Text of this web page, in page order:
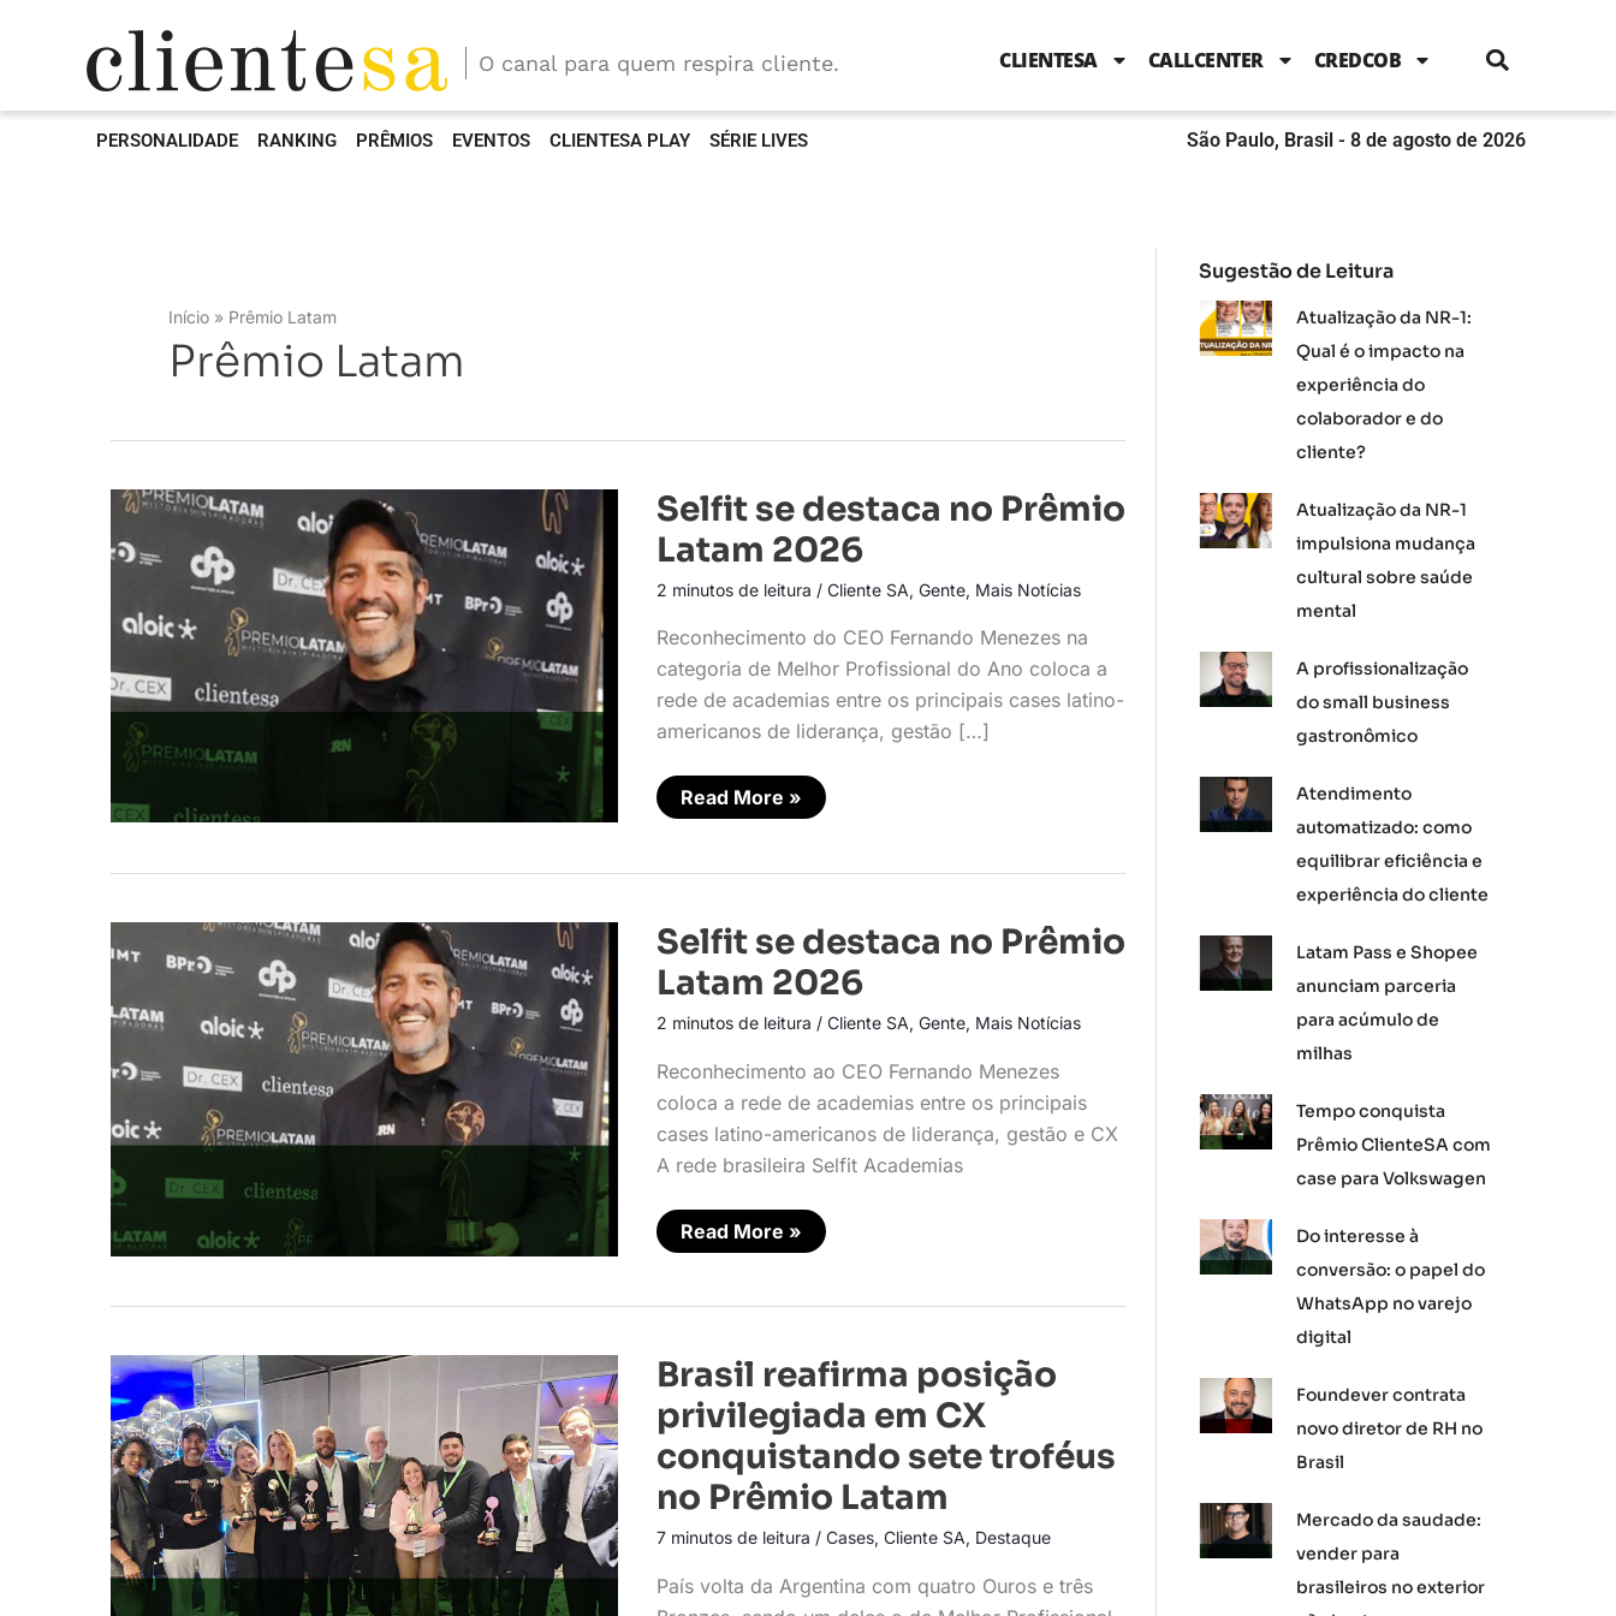
b
o
k
t
e
b
n
g
a
m
O canal para quem respira cliente. CLIENTESA CALLCENTER CREDCOB
PERSONALIDADE RANKING PRÊMIOS EVENTOS CLIENTESA PLAY SÉRIE LIVES São Paulo, Brasil - 8 de agosto de 2026
Início Prêmio Latam
Prêmio Latam
Selfit se destaca no Prêmio
Latam 2026
2 minutos de leitura / Cliente SA, Gente, Mais Notícias
Reconhecimento do CEO Fernando Menezes na
categoria de Melhor Profissional do Ano coloca a
rede de academias entre os principais cases latino-
americanos de liderança, gestão […]
Selfit
se
destaca
no
Latam
Read More »
Selfit se destaca no Prêmio
Latam 2026
2 minutos de leitura / Cliente SA, Gente, Mais Notícias
Reconhecimento ao CEO Fernando Menezes
coloca a rede de academias entre os principais
cases latino-americanos de liderança, gestão e CX
A rede brasileira Selfit Academias
Selfit
se
destaca
no
Latam
Read More »
Brasil reafirma posição
privilegiada em CX
conquistando sete troféus
no Prêmio Latam
7 minutos de leitura / Cases, Cliente SA, Destaque
País volta da Argentina com quatro Ouros e três
Brasil
reafirma
posição
privilegiada
CX
conquistando
sete
troféus
no
Latam
Sugestão de Leitura
Atualização da NR-1:
Qual é o impacto na
experiência do
colaborador e do
cliente?
Atualização da NR-1
impulsiona mudança
cultural sobre saúde
mental
A profissionalização
do small business
gastronômico
Atendimento
automatizado: como
equilibrar eficiência e
experiência do cliente
Latam Pass e Shopee
anunciam parceria
para acúmulo de
milhas
Tempo conquista
Prêmio ClienteSA com
case para Volkswagen
Do interesse à
conversão: o papel do
WhatsApp no varejo
digital
Foundever contrata
novo diretor de RH no
Brasil
Mercado da saudade:
vender para
brasileiros no exterior